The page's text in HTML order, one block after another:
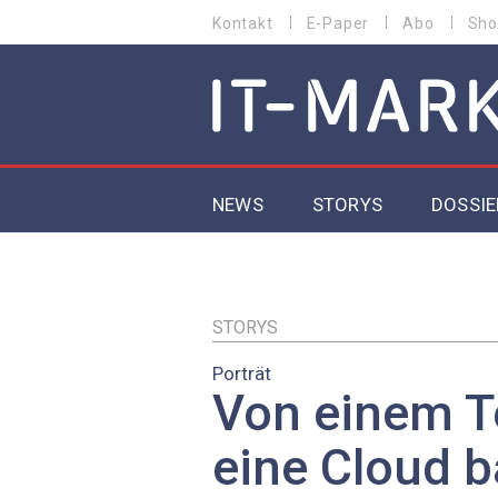
zum
MENU
Kontakt E-Paper Abo
MAIN NAVIGATION
NEWS STORYS
EU-
STORYS
Porträt
Von einem
eine Cloud